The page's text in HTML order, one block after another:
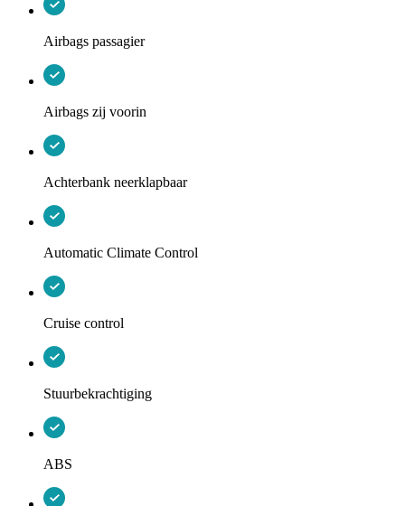
Airbags passagier
Airbags zij voorin
Achterbank neerklapbaar
Automatic Climate Control
Cruise control
Stuurbekrachtiging
ABS